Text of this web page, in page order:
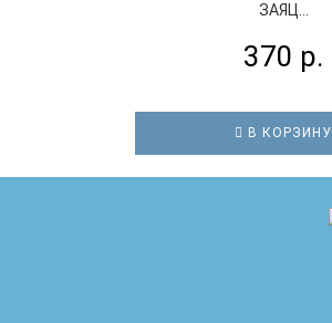
ЗАЯЦ...
370 р.
В КОРЗИНУ